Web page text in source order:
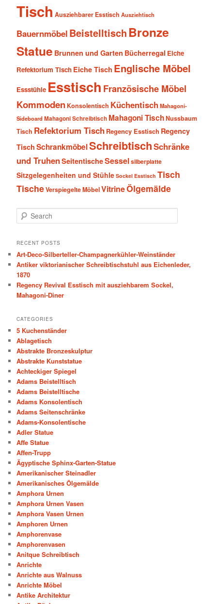
Tisch Ausziehbarer Esstisch Ausziehtisch
Bauernmöbel Beistelltisch Bronze
Statue Brunnen und Garten Bücherregal Eiche
Refektorium Tisch Eiche Tisch Englische Möbel
Essstühle Esstisch Französische Möbel
Kommoden Konsolentisch Küchentisch Mahagoni-
SideboardMahagoni Schreibtisch Mahagoni TischNussbaum
Tisch Refektorium Tisch Regency Esstisch Regency
Tisch SchrankmöbelSchreibtischSchränke
und TruhenSeitentischeSesselsilberplatte
Sitzgelegenheiten und Stühle Sockel Esstisch Tisch
TischeVerspiegelte MöbelVitrineÖlgemälde
e
r
h
RECENT POSTS
Art-Deco-Silberteller-Champagnerkühler-Weinständer
Antiker viktorianischer Schreibtischstuhl aus Eichenleder,
1870
Regency Revival Esstisch mit ausziehbarem Sockel,
Mahagoni-Diner
CATEGORIES
5 Kuchenständer
Ablagetisch
Abstrakte Bronzeskulptur
Abstrakte Kunststatue
Achteckiger Spiegel
Adams Beistelltisch
Adams Beistelltische
Adams Konsolentisch
Adams Seitenschränke
Adams-Konsolentische
Adler Statue
Affe Statue
Affen-Trupp
Ägyptische Sphinx-Garten-Statue
Amerikanischer Steinadler
Amerikanisches Ölgemälde
Amphora Urnen
Amphora Urnen Vasen
Amphora Vasen Urnen
Amphoren Urnen
Amphorenvase
Amphorenvasen
Anitque Schreibtisch
Anrichte
Anrichte aus Walnuss
Anrichte Möbel
Antike Architektur